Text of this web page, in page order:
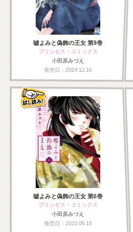
嘘よみと偽飾の王女 第9巻
プリンセス・コミックス
小田原みづえ
発売日：2024.12.16
嘘よみと偽飾の王女 第6巻
プリンセス・コミックス
小田原みづえ
発売日：2023.06.15